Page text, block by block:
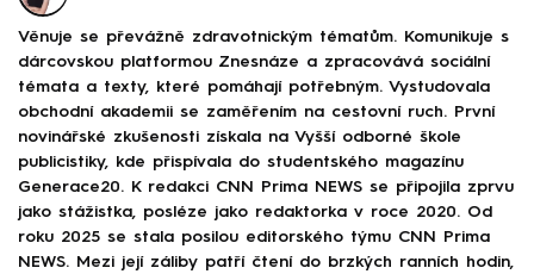
Věnuje se převážně zdravotnickým tématům. Komunikuje s
dárcovskou platformou Znesnáze a zpracovává sociální
témata a texty, které pomáhají potřebným. Vystudovala
obchodní akademii se zaměřením na cestovní ruch. První
novinářské zkušenosti získala na Vyšší odborné škole
publicistiky, kde přispívala do studentského magazínu
Generace20. K redakci CNN Prima NEWS se připojila zprvu
jako stážistka, posléze jako redaktorka v roce 2020. Od
roku 2025 se stala posilou editorského týmu CNN Prima
NEWS. Mezi její záliby patří čtení do brzkých ranních hodin,